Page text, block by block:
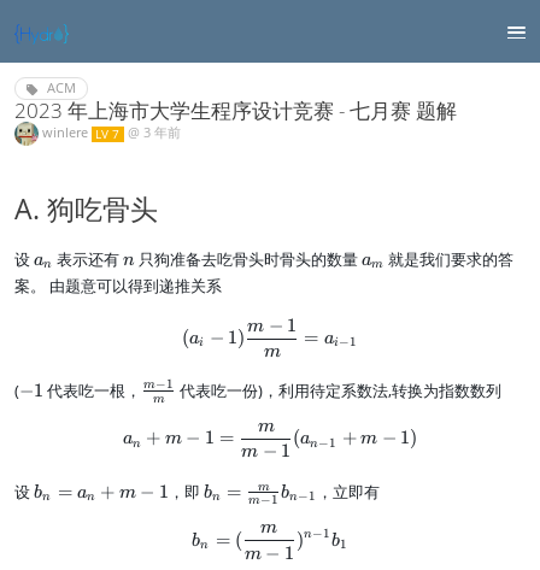
ACM
2023 年上海市大学生程序设计竞赛 - 七月赛 题解
winlere LV 7 @ 3 年前
A. 狗吃骨头
设a
n
an 表示还有n
n 只狗准备去吃骨头时骨头的数量a
am 就是我们要求的答
案。 由题意可以得到递推关系
(a_{i} -1)\frac {m-1} m = a_{i-
(ai − 1)
m
m − 1
= ai−1
(-
−1 代表吃一根， \f
m
m
m−1 代表吃一份)，利用待定系数法,转换为指数数列
a_n + m - 1 = {m\over m-1}
an + m − 1 =
m − 1
m
(an−1 + m − 1)
设b
bn = an + m − 1 ，即 b
=
bn = m−1
m bn−1 ，立即有
b_n = ({m\over m-1})^{n-1}
bn = (
m − 1
m
)n−1b1